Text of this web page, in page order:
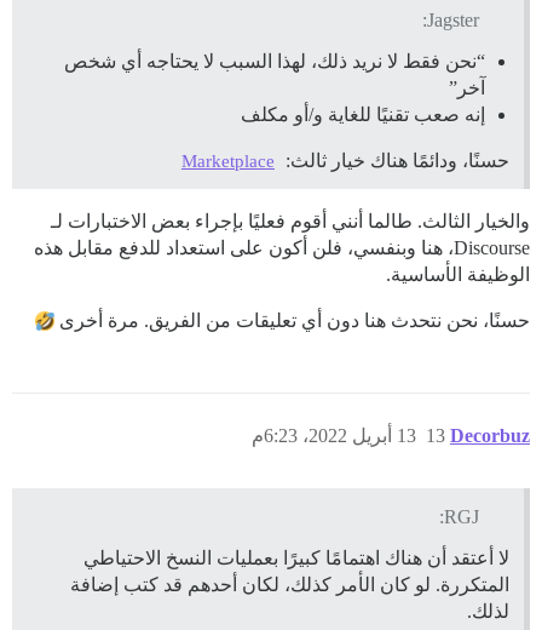
Jagster:
“نحن فقط لا نريد ذلك، لهذا السبب لا يحتاجه أي شخص
آخر”
إنه صعب تقنيًا للغاية و/أو مكلف
حسنًا، ودائمًا هناك خيار ثالث: Marketplace
والخيار الثالث. طالما أنني أقوم فعليًا بإجراء بعض الاختبارات لـ
Discourse، هنا وبنفسي، فلن أكون على استعداد للدفع مقابل هذه
الوظيفة الأساسية.
حسنًا، نحن نتحدث هنا دون أي تعليقات من الفريق. مرة أخرى
Decorbuz 13 أبريل 2022، 6:23م 13
RGJ:
لا أعتقد أن هناك اهتمامًا كبيرًا بعمليات النسخ الاحتياطي
المتكررة. لو كان الأمر كذلك، لكان أحدهم قد كتب إضافة
لذلك.